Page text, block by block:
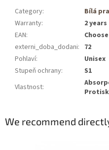
Category:
Bílá
Warranty:
2 years
EAN:
externi_doba_dodani: 72
Pohlaví:
Unisex
Stupeň ochrany:
S1
Vlastnost:
We recommend